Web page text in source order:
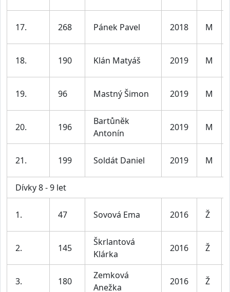
17. 268 Pánek Pavel 2018 M
18. 190 Klán Matyáš 2019 M
19. 96 Mastný Šimon 2019 M
20. 196
Bartůněk
Antonín
2019 M
21. 199 Soldát Daniel 2019 M
Dívky 8 - 9 let
1. 47 Sovová Ema 2016 Ž
2. 145
Škrlantová
Klárka
2016 Ž
3. 180
Zemková
Anežka
2016 Ž